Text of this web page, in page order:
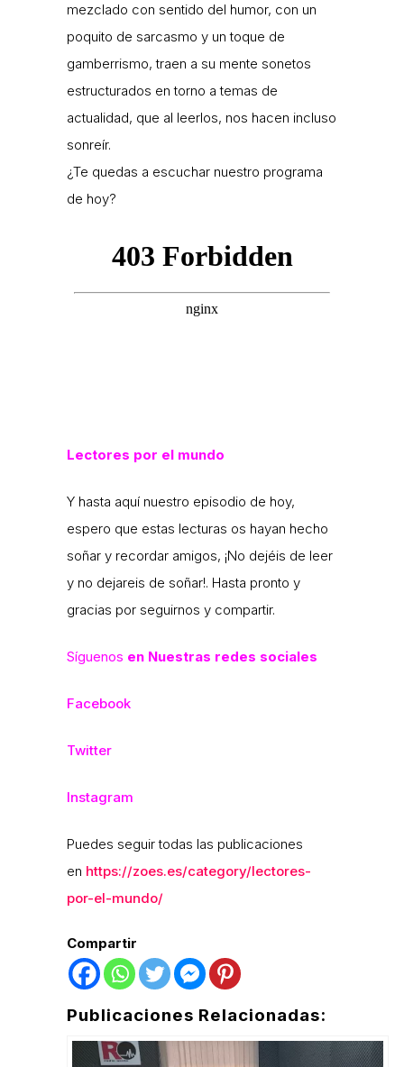
mezclado con sentido del humor, con un
poquito de sarcasmo y un toque de
gamberrismo, traen a su mente sonetos
estructurados en torno a temas de
actualidad, que al leerlos, nos hacen incluso
sonreír.
¿Te quedas a escuchar nuestro programa
de hoy?
Lectores por el mundo
Y hasta aquí nuestro episodio de hoy,
espero que estas lecturas os hayan hecho
soñar y recordar amigos, ¡No dejéis de leer
y no dejareis de soñar!. Hasta pronto y
gracias por seguirnos y compartir.
Síguenos en Nuestras redes sociales
Facebook
Twitter
Instagram
Puedes seguir todas las publicaciones
en https://zoes.es/category/lectores-
por-el-mundo/
Compartir
Publicaciones Relacionadas: